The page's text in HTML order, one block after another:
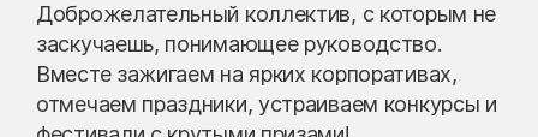
Доброжелательный коллектив, с которым не
заскучаешь, понимающее руководство.
Вместе зажигаем на ярких корпоративах,
отмечаем праздники, устраиваем конкурсы и